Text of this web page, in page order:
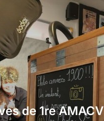
de 1re AMACV